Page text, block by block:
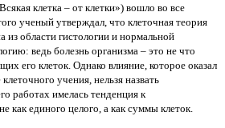
клетка – от клетки») вошло во все
ученый утверждал, что клеточная теория
из области гистологии и нормальной
ведь болезнь организма – это не что
его клеток. Однако влияние, которое оказал
учения, нельзя назвать
работах имелась тенденция к
как единого целого, а как суммы клеток.